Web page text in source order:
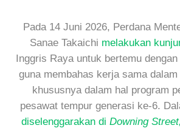
Pada 14 Juni 2026, Perdana
Sanae Takaichi melakukan
Inggris Raya untuk bertemu
guna membahas kerja sama
khususnya dalam hal program
pesawat tempur generasi ke-6.
diselenggarakan di Downing Street,